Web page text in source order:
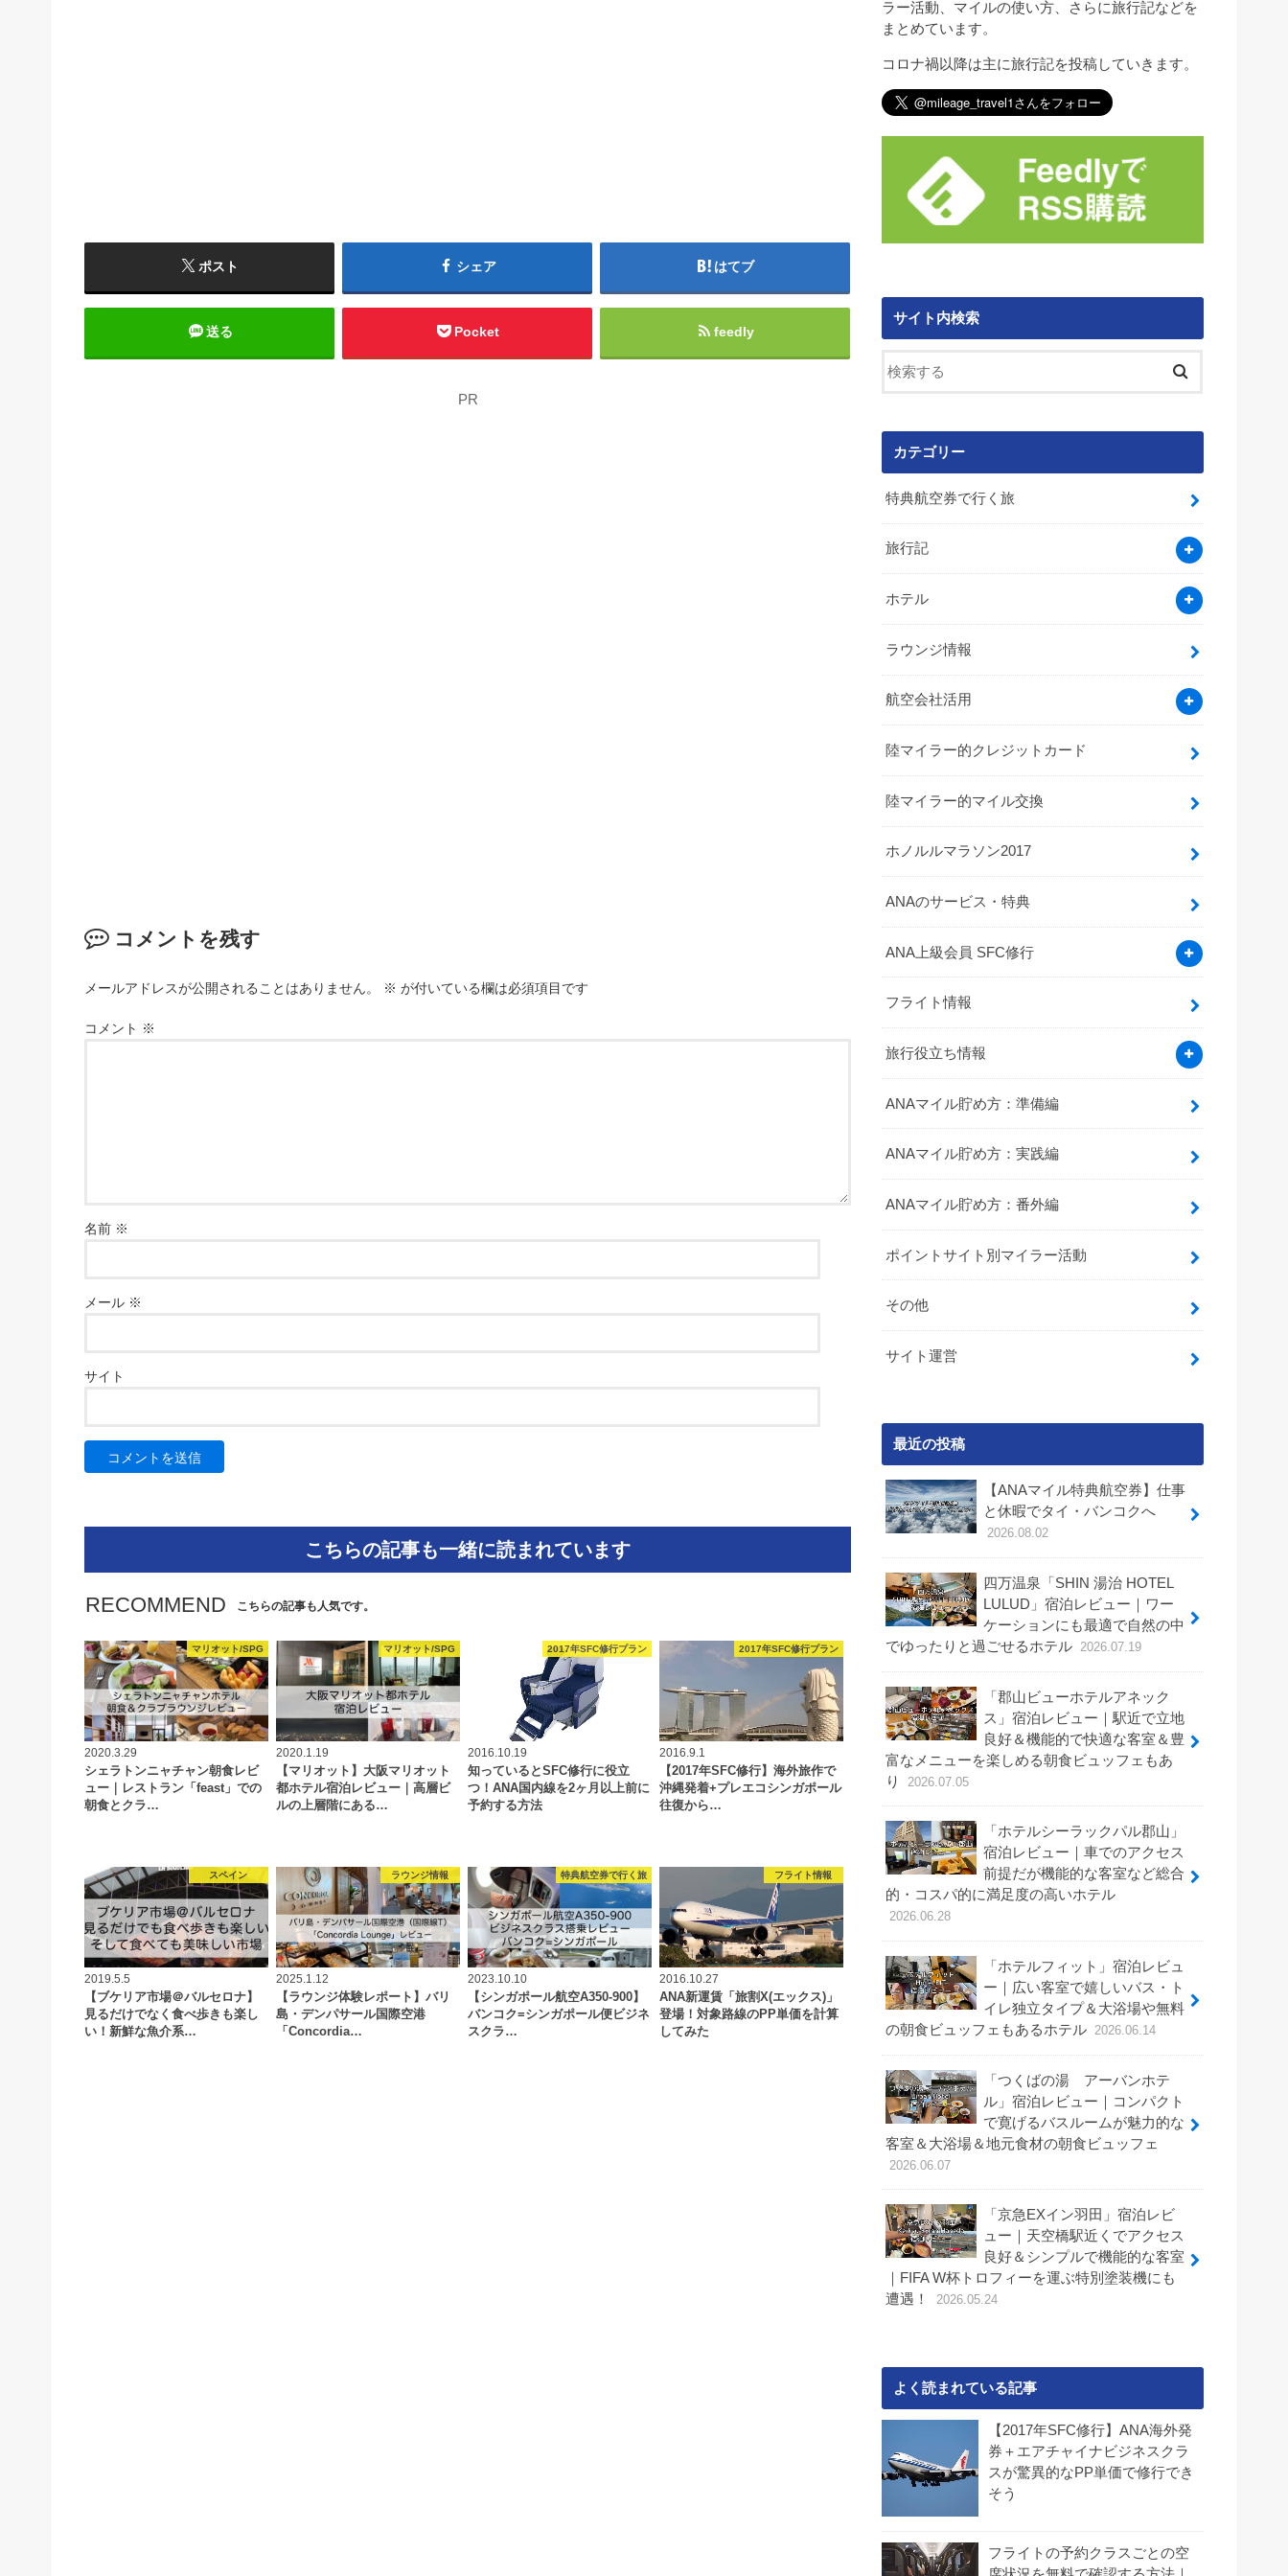
ポスト シェア はてブ
送る Pocket feedly
PR
コメントを残す
メールアドレスが公開されることはありません。 ※ が付いている欄は必須項目です
コメント ※
名前 ※
メール ※
サイト
こちらの記事も一緒に読まれています
RECOMMEND こちらの記事も人気です。
マリオット/SPG
2020.3.29
シェラトンニャチャン朝食レビ
ュー｜レストラン「feast」での
朝食とクラ…
マリオット/SPG
2020.1.19
【マリオット】大阪マリオット
都ホテル宿泊レビュー｜高層ビ
ルの上層階にある…
2017年SFC修行プラン
2016.10.19
知っているとSFC修行に役立
つ！ANA国内線を2ヶ月以上前に
予約する方法
2017年SFC修行プラン
2016.9.1
【2017年SFC修行】海外旅作で
沖縄発着+プレエコシンガポール
往復から…
スペイン
2019.5.5
【ブケリア市場＠バルセロナ】
見るだけでなく食べ歩きも楽し
い！新鮮な魚介系…
ラウンジ情報
2025.1.12
【ラウンジ体験レポート】バリ
島・デンパサール国際空港
「Concordia…
特典航空券で行く旅
2023.10.10
【シンガポール航空A350-900】
バンコク=シンガポール便ビジネ
スクラ…
フライト情報
2016.10.27
ANA新運賃「旅割X(エックス)」
登場！対象路線のPP単価を計算
してみた
ラー活動、マイルの使い方、さらに旅行記などを
まとめています。
コロナ禍以降は主に旅行記を投稿していきます。
サイト内検索
カテゴリー
特典航空券で行く旅
旅行記
ホテル
ラウンジ情報
航空会社活用
陸マイラー的クレジットカード
陸マイラー的マイル交換
ホノルルマラソン2017
ANAのサービス・特典
ANA上級会員 SFC修行
フライト情報
旅行役立ち情報
ANAマイル貯め方：準備編
ANAマイル貯め方：実践編
ANAマイル貯め方：番外編
ポイントサイト別マイラー活動
その他
サイト運営
最近の投稿
【ANAマイル特典航空券】仕事
と休暇でタイ・バンコクへ
2026.08.02
四万温泉「SHIN 湯治 HOTEL
LULUD」宿泊レビュー｜ワー
ケーションにも最適で自然の中
でゆったりと過ごせるホテル 2026.07.19
「郡山ビューホテルアネック
ス」宿泊レビュー｜駅近で立地
良好＆機能的で快適な客室＆豊
富なメニューを楽しめる朝食ビュッフェもあ
り
2026.07.05
「ホテルシーラックパル郡山」
宿泊レビュー｜車でのアクセス
前提だが機能的な客室など総合
的・コスパ的に満足度の高いホテル
2026.06.28
「ホテルフィット」宿泊レビュ
ー｜広い客室で嬉しいバス・ト
イレ独立タイプ＆大浴場や無料
の朝食ビュッフェもあるホテル 2026.06.14
「つくばの湯 アーバンホテ
ル」宿泊レビュー｜コンパクト
で寛げるバスルームが魅力的な
客室＆大浴場＆地元食材の朝食ビュッフェ
2026.06.07
「京急EXイン羽田」宿泊レビ
ュー｜天空橋駅近くでアクセス
良好＆シンプルで機能的な客室
｜FIFA W杯トロフィーを運ぶ特別塗装機にも
遭遇！
2026.05.24
よく読まれている記事
【2017年SFC修行】ANA海外発
券＋エアチャイナビジネスクラ
スが驚異的なPP単価で修行でき
そう
フライトの予約クラスごとの空